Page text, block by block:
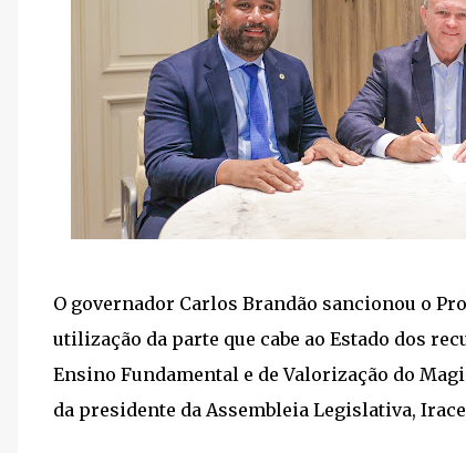
O governador Carlos Brandão sancionou o
utilização da parte que cabe ao Estado dos
Ensino Fundamental e de Valorização do
da presidente da Assembleia Legislativa,